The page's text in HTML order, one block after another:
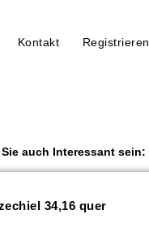
Kontakt Registrieren
auch Interessant sein:
34,16 quer